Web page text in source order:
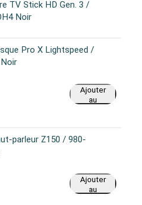
TV Stick HD Gen. 3 /
Noir
Pro X Lightspeed /
Ajouter
au
parleur Z150 / 980-
Ajouter
au